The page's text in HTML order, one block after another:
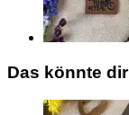
Das könnte